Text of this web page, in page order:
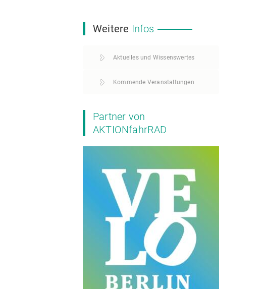
Weitere Infos
Aktuelles und Wissenswertes
Kommende Veranstaltungen
Partner von
AKTIONfahrRAD